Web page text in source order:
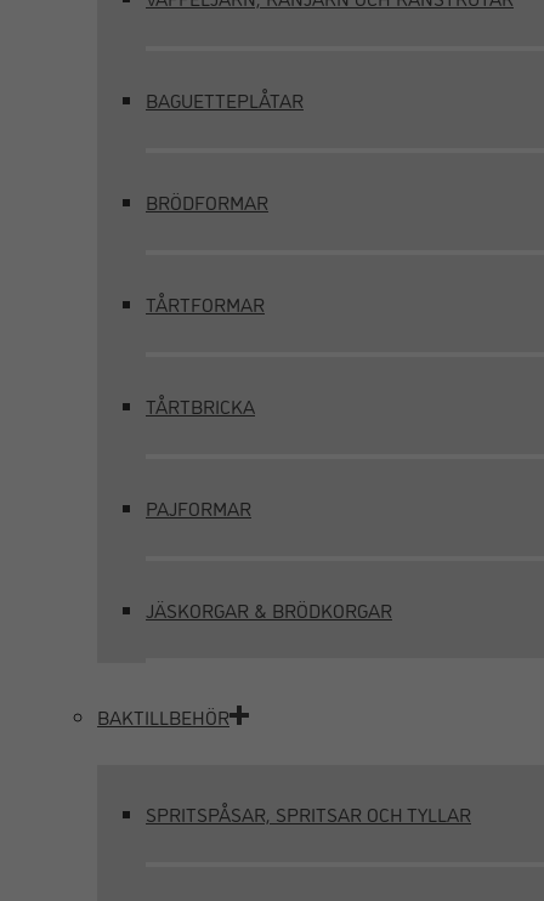
BAGUETTEPLÅTAR
BRÖDFORMAR
TÅRTFORMAR
TÅRTBRICKA
PAJFORMAR
JÄSKORGAR & BRÖDKORGAR
BAKTILLBEHÖR
SPRITSPÅSAR, SPRITSAR OCH TYLLAR